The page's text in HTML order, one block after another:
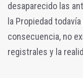
desaparecido las
la Propiedad
consecuencia, no
registrales y la